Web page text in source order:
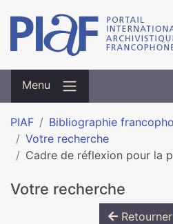
Menu
PIAF
Bibliographie
Votre recherche
Cadre de réflexion pour la
Votre recherche